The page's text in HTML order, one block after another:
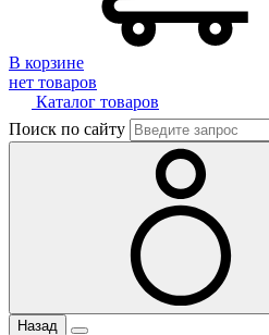
В корзине
нет товаров
Каталог товаров
Поиск по сайту
Назад